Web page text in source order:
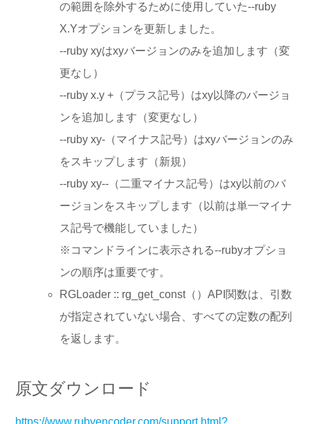
の範囲を除外するために使用していた--ruby
X.Yオプションを更新しました。
--ruby xyはxyバージョンのみを追加します（変
更なし）
--ruby x.y +（プラス記号）はxy以降のバージョ
ンを追加します（変更なし）
--ruby xy-（マイナス記号）はxyバージョンのみ
をスキップします（新規）
--ruby xy--（二重マイナス記号）はxy以前のバ
ージョンをスキップします（以前は単一マイナ
ス記号で機能していました）
※コマンドラインに表示される--rubyオプショ
ンの順序は重要です。
RGLoader :: rg_get_const（）API関数は、引数
が指定されていない場合、すべての定数の配列
を返します。
原文ダウンロード